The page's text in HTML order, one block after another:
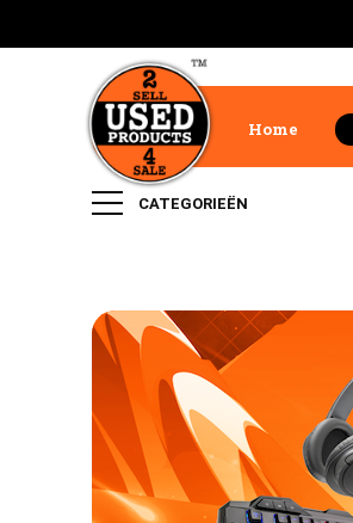
Home
CATEGORIEËN